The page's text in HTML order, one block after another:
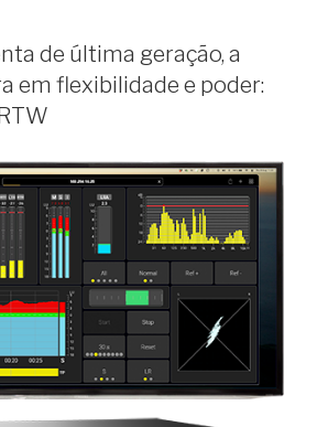
de última geração, a
em flexibilidade e poder: